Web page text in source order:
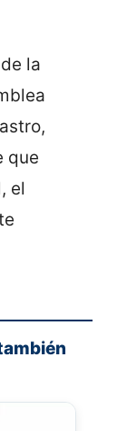
la
que
el